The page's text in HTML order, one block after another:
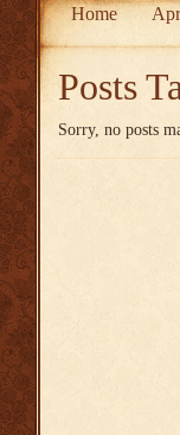
Home
Posts
Sorry, no posts